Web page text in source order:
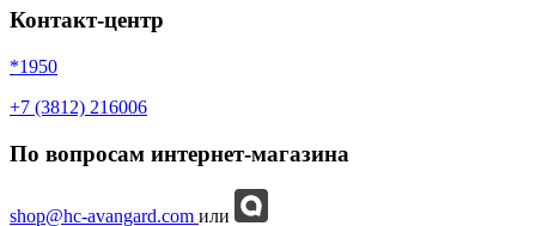
Контакт-центр
*1950
+7 (3812) 216006
По вопросам интернет-магазина
shop@hc-avangard.com или